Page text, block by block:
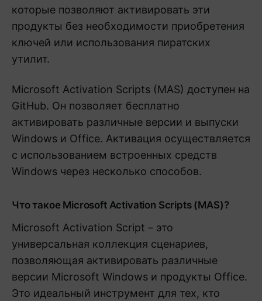
которые позволяют активировать эти
продукты без необходимости приобретения
ключей или использования пиратских
утилит.
Microsoft Activation Scripts (MAS) доступен на
GitHub. Он позволяет бесплатно
активировать различные версии и выпуски
Windows и Office. Активация осуществляется
с использованием встроенных средств
Windows через несколько способов.
Что такое Microsoft Activation Scripts (MAS)?
Microsoft Activation Script – это
универсальная коллекция сценариев,
позволяющая активировать различные
версии Microsoft Windows и продукты Office.
Это идеальный инструмент для тех, кто